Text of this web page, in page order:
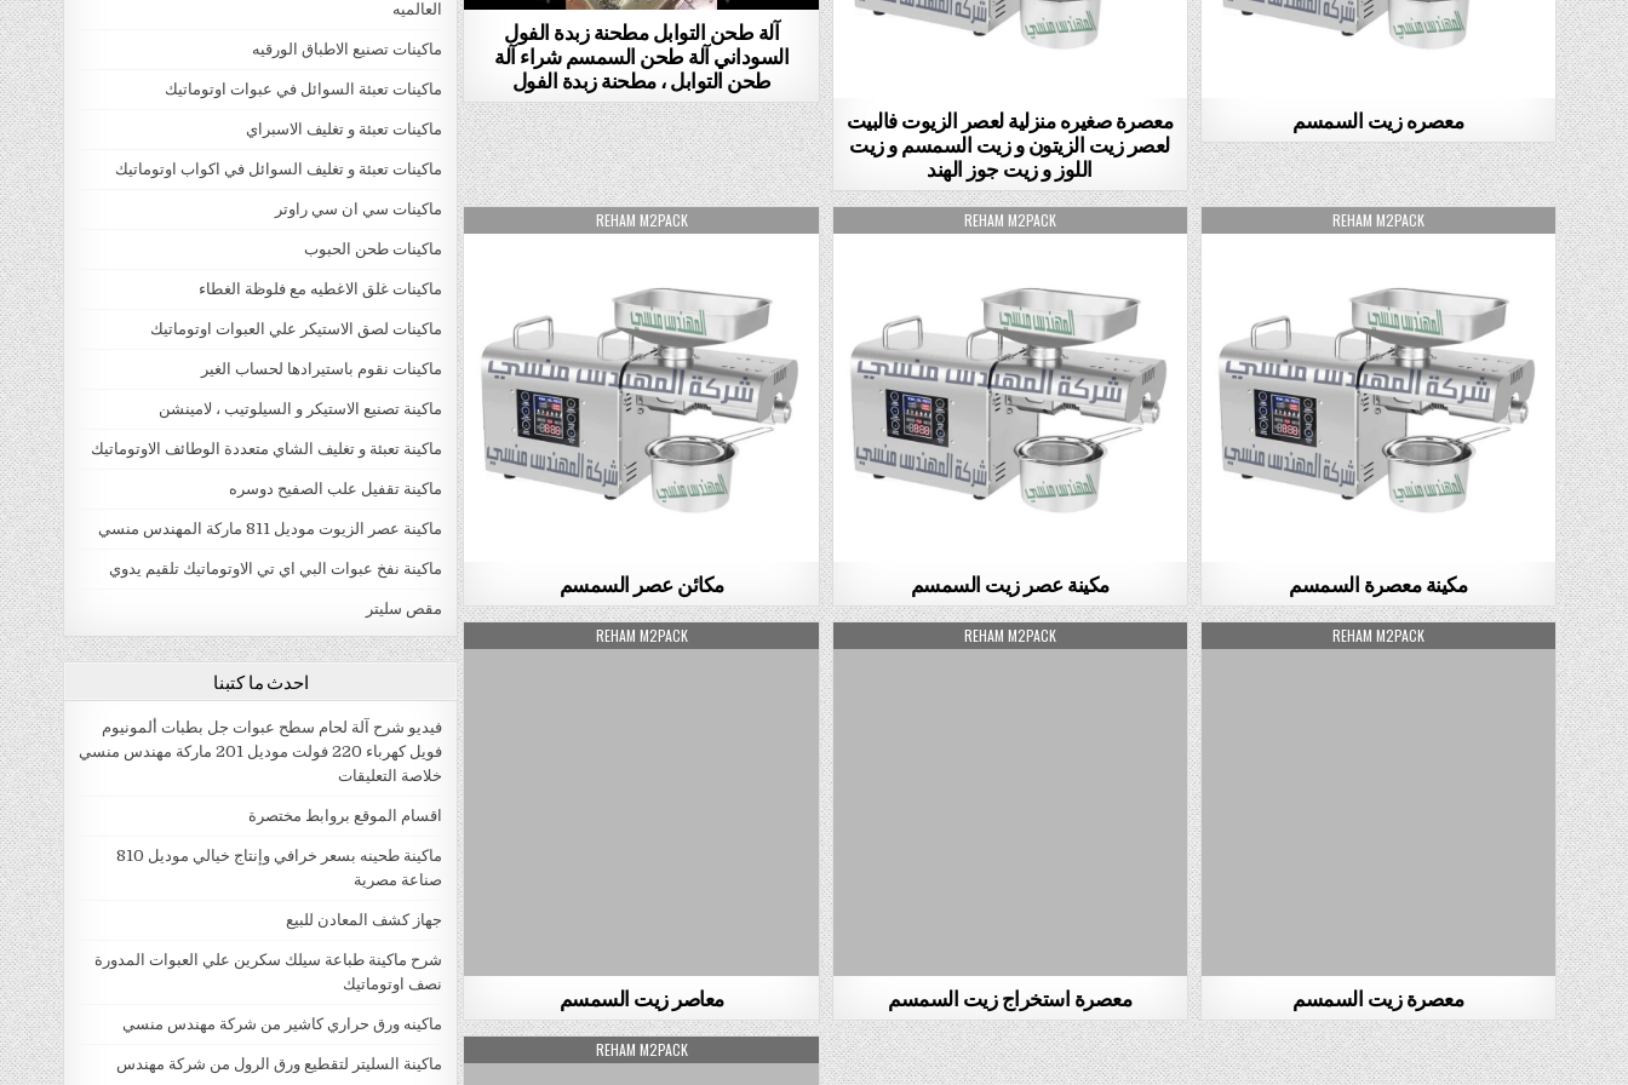
آلة طحن التوابل مطحنة زبدة الفول
السوداني آلة طحن السمسم شراء آلة
طحن التوابل ، مطحنة زبدة الفول
معصرة صغيره منزلية لعصر الزيوت فالبيت
لعصر زيت الزيتون و زيت السمسم و زيت
اللوز و زيت جوز الهند
معصره زيت السمسم
AUTHOR:
REHAM M2PACK
مكائن عصر السمسم
AUTHOR:
REHAM M2PACK
مكينة عصر زيت السمسم
AUTHOR:
REHAM M2PACK
مكينة معصرة السمسم
AUTHOR:
REHAM M2PACK
معاصر زيت السمسم
AUTHOR:
REHAM M2PACK
معصرة استخراج زيت السمسم
AUTHOR:
REHAM M2PACK
معصرة زيت السمسم
AUTHOR:
REHAM M2PACK
العالميه
ماكينات تصنيع الاطباق الورقيه
ماكينات تعبئة السوائل في عبوات اوتوماتيك
ماكينات تعبئة و تغليف الاسبراي
ماكينات تعبئة و تغليف السوائل في اكواب اوتوماتيك
ماكينات سي ان سي راوتر
ماكينات طحن الحبوب
ماكينات غلق الاغطيه مع فلوظة الغطاء
ماكينات لصق الاستيكر علي العبوات اوتوماتيك
ماكينات نقوم باستيرادها لحساب الغير
ماكينة تصنيع الاستيكر و السيلوتيب ، لامينشن
ماكينة تعبئة و تغليف الشاي متعددة الوطائف الاوتوماتيك
ماكينة تقفيل علب الصفيح دوسره
ماكينة عصر الزيوت موديل 811 ماركة المهندس منسي
ماكينة نفخ عبوات البي اي تي الاوتوماتيك تلقيم يدوي
مقص سليتر
احدث ما كتبنا
فيديو شرح آلة لحام سطح عبوات جل بطبات ألمونيوم
فويل كهرباء 220 فولت موديل 201 ماركة مهندس منسي
خلاصة التعليقات
اقسام الموقع بروابط مختصرة
ماكينة طحينه بسعر خرافي وإنتاج خيالي موديل 810
صناعة مصرية
جهاز كشف المعادن للبيع
شرح ماكينة طباعة سيلك سكرين علي العبوات المدورة
نصف اوتوماتيك
ماكينه ورق حراري كاشير من شركة مهندس منسي
ماكينة السليتر لتقطيع ورق الرول من شركة مهندس